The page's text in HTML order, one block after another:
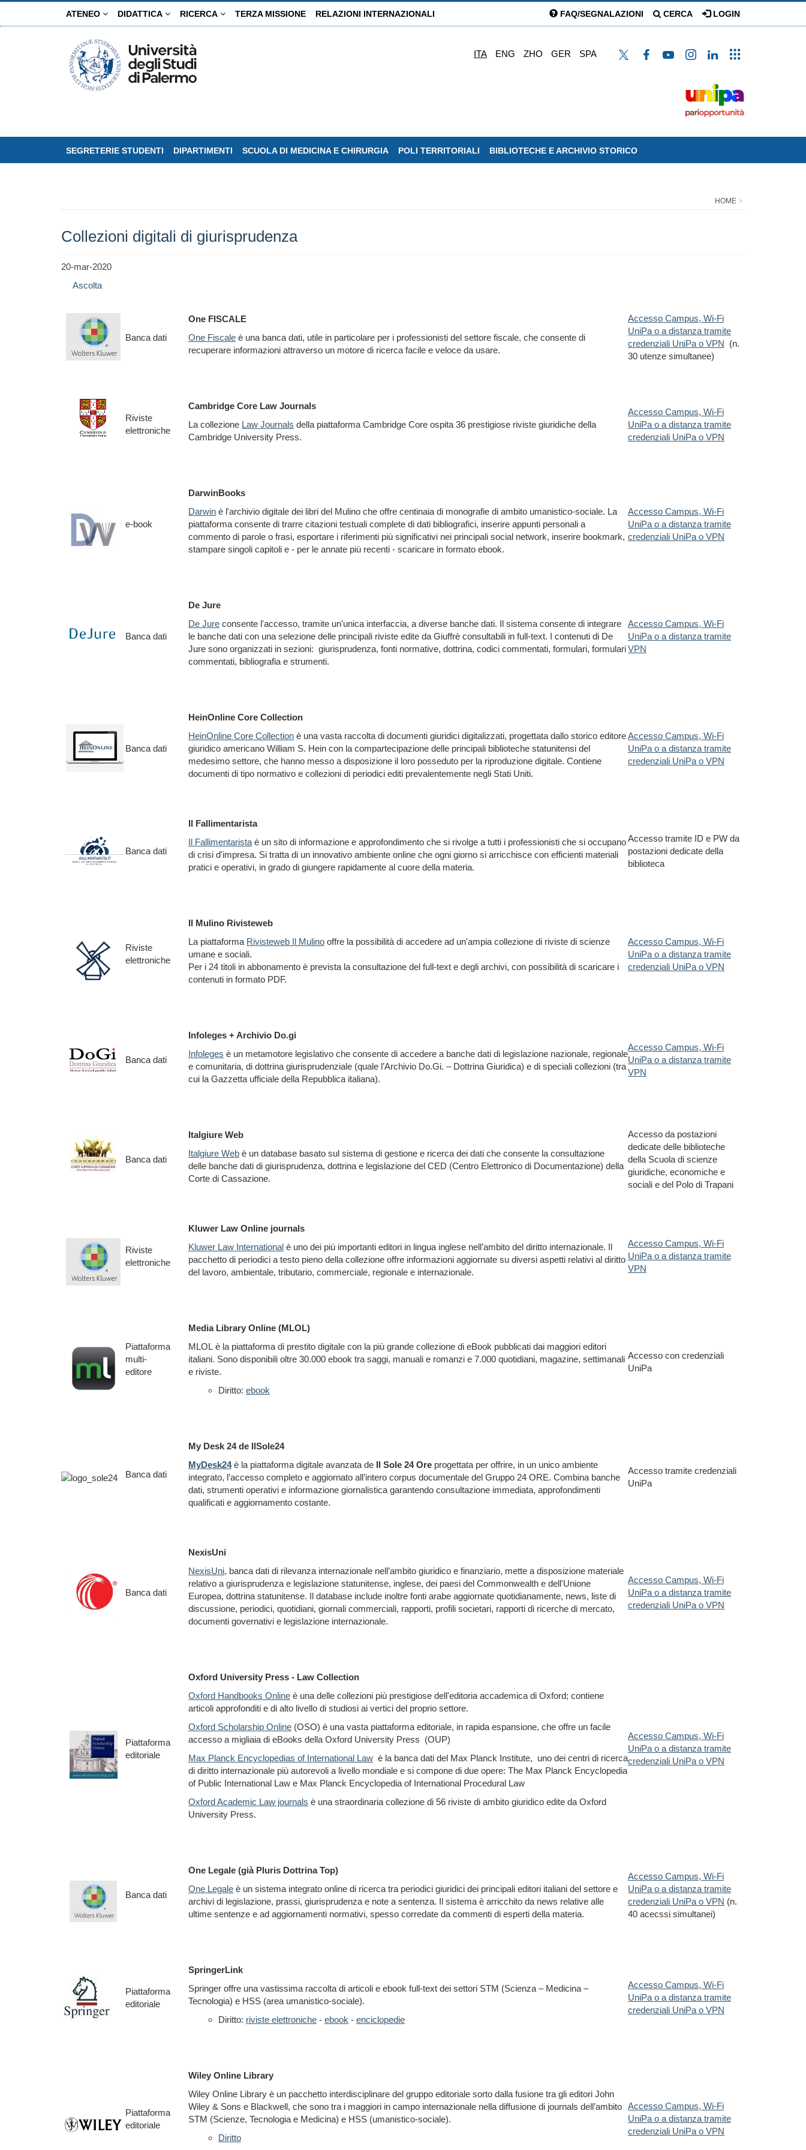
ATENEO DIDATTICA RICERCA TERZA MISSIONE RELAZIONI INTERNAZIONALI FAQ/SEGNALAZIONI CERCA LOGIN
ITA ENG ZHO GER SPA
SEGRETERIE STUDENTI DIPARTIMENTI SCUOLA DI MEDICINA E CHIRURGIA POLI TERRITORIALI BIBLIOTECHE E ARCHIVIO STORICO
HOME
Collezioni digitali di giurisprudenza
20-mar-2020
Ascolta
Banca dati
One FISCALE
One Fiscale è una banca dati, utile in particolare per i professionisti del settore fiscale, che consente di
recuperare informazioni attraverso un motore di ricerca facile e veloce da usare.
Accesso Campus, Wi-Fi
UniPa o a distanza tramite
credenziali UniPa o VPN (n.
30 utenze simultanee)
Riviste
elettroniche
Cambridge Core Law Journals
La collezione Law Journals della piattaforma Cambridge Core ospita 36 prestigiose riviste giuridiche della
Cambridge University Press.
Accesso Campus, Wi-Fi
UniPa o a distanza tramite
credenziali UniPa o VPN
e-book
DarwinBooks
Darwin è l'archivio digitale dei libri del Mulino che offre centinaia di monografie di ambito umanistico-sociale. La
piattaforma consente di trarre citazioni testuali complete di dati bibliografici, inserire appunti personali a
commento di parole o frasi, esportare i riferimenti più significativi nei principali social network, inserire bookmark,
stampare singoli capitoli e - per le annate più recenti - scaricare in formato ebook.
Accesso Campus, Wi-Fi
UniPa o a distanza tramite
credenziali UniPa o VPN
Banca dati
De Jure
De Jure consente l'accesso, tramite un'unica interfaccia, a diverse banche dati. Il sistema consente di integrare
le banche dati con una selezione delle principali riviste edite da Giuffrè consultabili in full-text. I contenuti di De
Jure sono organizzati in sezioni: giurisprudenza, fonti normative, dottrina, codici commentati, formulari, formulari
commentati, bibliografia e strumenti.
Accesso Campus, Wi-Fi
UniPa o a distanza tramite
VPN
Banca dati
HeinOnline Core Collection
HeinOnline Core Collection è una vasta raccolta di documenti giuridici digitalizzati, progettata dallo storico editore
giuridico americano William S. Hein con la compartecipazione delle principali biblioteche statunitensi del
medesimo settore, che hanno messo a disposizione il loro posseduto per la riproduzione digitale. Contiene
documenti di tipo normativo e collezioni di periodici editi prevalentemente negli Stati Uniti.
Accesso Campus, Wi-Fi
UniPa o a distanza tramite
credenziali UniPa o VPN
Banca dati
Il Fallimentarista
Il Fallimentarista è un sito di informazione e approfondimento che si rivolge a tutti i professionisti che si occupano
di crisi d'impresa. Si tratta di un innovativo ambiente online che ogni giorno si arricchisce con efficienti materiali
pratici e operativi, in grado di giungere rapidamente al cuore della materia.
Accesso tramite ID e PW da
postazioni dedicate della
biblioteca
Riviste
elettroniche
Il Mulino Rivisteweb
La piattaforma Rivisteweb Il Mulino offre la possibilità di accedere ad un'ampia collezione di riviste di scienze
umane e sociali.
Per i 24 titoli in abbonamento è prevista la consultazione del full-text e degli archivi, con possibilità di scaricare i
contenuti in formato PDF.
Accesso Campus, Wi-Fi
UniPa o a distanza tramite
credenziali UniPa o VPN
Banca dati
Infoleges + Archivio Do.gi
Infoleges è un metamotore legislativo che consente di accedere a banche dati di legislazione nazionale, regionale
e comunitaria, di dottrina giurisprudenziale (quale l’Archivio Do.Gi. – Dottrina Giuridica) e di speciali collezioni (tra
cui la Gazzetta ufficiale della Repubblica italiana).
Accesso Campus, Wi-Fi
UniPa o a distanza tramite
VPN
Banca dati
Italgiure Web
Italgiure Web è un database basato sul sistema di gestione e ricerca dei dati che consente la consultazione
delle banche dati di giurisprudenza, dottrina e legislazione del CED (Centro Elettronico di Documentazione) della
Corte di Cassazione.
Accesso da postazioni
dedicate delle biblioteche
della Scuola di scienze
giuridiche, economiche e
sociali e del Polo di Trapani
Riviste
elettroniche
Kluwer Law Online journals
Kluwer Law International è uno dei più importanti editori in lingua inglese nell’ambito del diritto internazionale. Il
pacchetto di periodici a testo pieno della collezione offre informazioni aggiornate su diversi aspetti relativi al diritto
del lavoro, ambientale, tributario, commerciale, regionale e internazionale.
Accesso Campus, Wi-Fi
UniPa o a distanza tramite
VPN
Piattaforma
multi-
editore
Media Library Online (MLOL)
MLOL è la piattaforma di prestito digitale con la più grande collezione di eBook pubblicati dai maggiori editori
italiani. Sono disponibili oltre 30.000 ebook tra saggi, manuali e romanzi e 7.000 quotidiani, magazine, settimanali
e riviste.
Diritto: ebook
Accesso con credenziali
UniPa
Banca dati
My Desk 24 de IlSole24
MyDesk24è la piattaforma digitale avanzata de Il Sole 24 Ore progettata per offrire, in un unico ambiente
integrato, l’accesso completo e aggiornato all’intero corpus documentale del Gruppo 24 ORE. Combina banche
dati, strumenti operativi e informazione giornalistica garantendo consultazione immediata, approfondimenti
qualificati e aggiornamento costante.
Accesso tramite credenziali
UniPa
Banca dati
NexisUni
NexisUni, banca dati di rilevanza internazionale nell’ambito giuridico e finanziario, mette a disposizione materiale
relativo a giurisprudenza e legislazione statunitense, inglese, dei paesi del Commonwealth e dell'Unione
Europea, dottrina statunitense. Il database include inoltre fonti arabe aggiornate quotidianamente, news, liste di
discussione, periodici, quotidiani, giornali commerciali, rapporti, profili societari, rapporti di ricerche di mercato,
documenti governativi e legislazione internazionale.
Accesso Campus, Wi-Fi
UniPa o a distanza tramite
credenziali UniPa o VPN
Piattaforma
editoriale
Oxford University Press - Law Collection
Oxford Handbooks Online è una delle collezioni più prestigiose dell'editoria accademica di Oxford; contiene
articoli approfonditi e di alto livello di studiosi ai vertici del proprio settore.
Oxford Scholarship Online (OSO) è una vasta piattaforma editoriale, in rapida espansione, che offre un facile
accesso a migliaia di eBooks della Oxford University Press (OUP)
Max Planck Encyclopedias of International Law è la banca dati del Max Planck Institute, uno dei centri di ricerca
di diritto internazionale più autorevoli a livello mondiale e si compone di due opere: The Max Planck Encyclopedia
of Public International Law e Max Planck Encyclopedia of International Procedural Law
Oxford Academic Law journals è una straordinaria collezione di 56 riviste di ambito giuridico edite da Oxford
University Press.
Accesso Campus, Wi-Fi
UniPa o a distanza tramite
credenziali UniPa o VPN
Banca dati
One Legale (già Pluris Dottrina Top)
One Legale è un sistema integrato online di ricerca tra periodici giuridici dei principali editori italiani del settore e
archivi di legislazione, prassi, giurisprudenza e note a sentenza. Il sistema è arricchito da news relative alle
ultime sentenze e ad aggiornamenti normativi, spesso corredate da commenti di esperti della materia.
Accesso Campus, Wi-Fi
UniPa o a distanza tramite
credenziali UniPa o VPN (n.
40 acecssi simultanei)
Piattaforma
editoriale
SpringerLink
Springer offre una vastissima raccolta di articoli e ebook full-text dei settori STM (Scienza – Medicina –
Tecnologia) e HSS (area umanistico-sociale).
Diritto: riviste elettroniche - ebook - enciclopedie
Accesso Campus, Wi-Fi
UniPa o a distanza tramite
credenziali UniPa o VPN
Piattaforma
editoriale
Wiley Online Library
Wiley Online Library è un pacchetto interdisciplinare del gruppo editoriale sorto dalla fusione tra gli editori John
Wiley & Sons e Blackwell, che sono tra i maggiori in campo internazionale nella diffusione di journals dell’ambito
STM (Scienze, Tecnologia e Medicina) e HSS (umanistico-sociale).
Diritto
Accesso Campus, Wi-Fi
UniPa o a distanza tramite
credenziali UniPa o VPN